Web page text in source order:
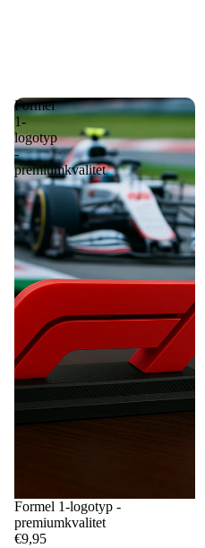
Formel
1-
logotyp
-
premiumkvalitet
Formel 1-logotyp -
premiumkvalitet
€9,95